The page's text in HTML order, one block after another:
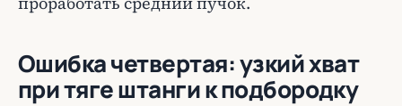
Ошибка четвертая: узкий хват
при тяге штанги к подбородку